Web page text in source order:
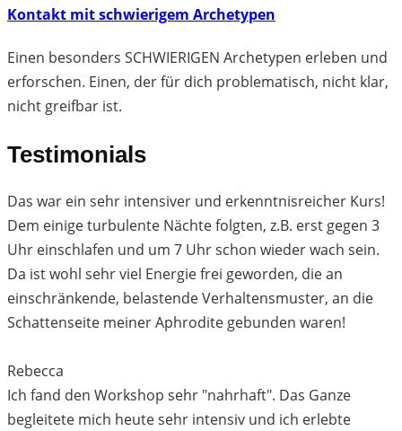
Kontakt mit schwierigem Archetypen
Einen besonders SCHWIERIGEN Archetypen erleben und
erforschen. Einen, der für dich problematisch, nicht klar,
nicht greifbar ist.
Testimonials
Das war ein sehr intensiver und erkenntnisreicher Kurs!
Dem einige turbulente Nächte folgten, z.B. erst gegen 3
Uhr einschlafen und um 7 Uhr schon wieder wach sein.
Da ist wohl sehr viel Energie frei geworden, die an
einschränkende, belastende Verhaltensmuster, an die
Schattenseite meiner Aphrodite gebunden waren!
Rebecca
Ich fand den Workshop sehr "nahrhaft". Das Ganze
begleitete mich heute sehr intensiv und ich erlebte